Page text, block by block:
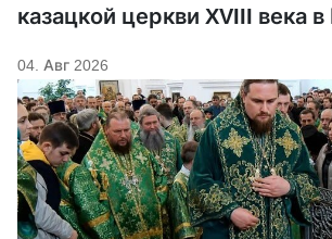
казацкой церкви XVIII века
04. Авг 2026